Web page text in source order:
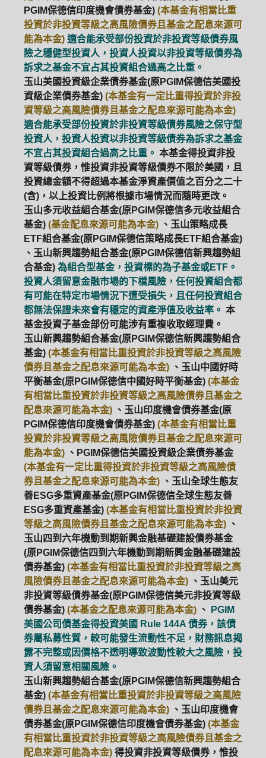
PGIM保德信印度機會債券基金) (本基金有相當比重
投資於非投資等級之高風險債券且基金之配息來源可
能為本金) 適合能承受部份投資於非投資等級債券風
險之穩健型投資人，投資人投資以非投資等級債券為
訴求之基金不宜占其投資組合過高之比重。
玉山美國投資級企業債券基金(原PGIM保德信美國投
資級企業債券基金) (本基金有一定比重得投資於非投
資等級之高風險債券且基金之配息來源可能為本金)
適合能承受部份投資於非投資等級債券風險之保守型
投資人，投資人投資以非投資等級債券為訴求之基金
不宜占其投資組合過高之比重。 本基金得投資非投
資等級債券，惟投資非投資等級債券不限於美國，且
投資總金額不得超過本基金淨資產價值之百分之二十
(含)，以上投資比例將根據市場情況而隨時更改。
玉山多元收益組合基金(原PGIM保德信多元收益組合
基金) (基金配息來源可能為本金) 、玉山策略成長
ETF組合基金(原PGIM保德信策略成長ETF組合基金)
、玉山新興趨勢組合基金(原PGIM保德信新興趨勢組
合基金) 為組合型基金，投資標的為子基金或ETF。
投資人須留意金融市場的下檔風險，任何投資組合都
有可能在特定市場情況下遭受損失，且任何投資組合
都無法保證未來會有穩定的資產淨值及收益率。 本
基金投資子基金部份可能涉有重複收取經理費。
玉山新興趨勢組合基金(原PGIM保德信新興趨勢組合
基金) (本基金有相當比重投資於非投資等級之高風險
債券且基金之配息來源可能為本金) 、玉山中國好時
平衡基金(原PGIM保德信中國好時平衡基金) (本基金
有相當比重投資於非投資等級之高風險債券且基金之
配息來源可能為本金) 、玉山印度機會債券基金(原
PGIM保德信印度機會債券基金) (本基金有相當比重
投資於非投資等級之高風險債券且基金之配息來源可
能為本金) 、PGIM保德信美國投資級企業債券基金
(本基金有一定比重得投資於非投資等級之高風險債
券且基金之配息來源可能為本金) 、玉山全球生態友
善ESG多重資產基金(原PGIM保德信全球生態友善
ESG多重資產基金) (本基金有相當比重投資於非投資
等級之高風險債券且基金之配息來源可能為本金) 、
玉山四到六年機動到期新興金融基礎建設債券基金
(原PGIM保德信四到六年機動到期新興金融基礎建設
債券基金) (本基金有相當比重投資於非投資等級之高
風險債券且基金之配息來源可能為本金) 、玉山美元
非投資等級債券基金(原PGIM保德信美元非投資等級
債券基金) (本基金之配息來源可能為本金) 、
PGIM
美國公司債基金得投資美國 Rule 144A 債券，該債
券屬私募性質，較可能發生流動性不足，財務訊息揭
露不完整或因價格不透明導致波動性較大之風險，投
資人須留意相關風險。
玉山新興趨勢組合基金(原PGIM保德信新興趨勢組合
基金) (本基金有相當比重投資於非投資等級之高風險
債券且基金之配息來源可能為本金) 、玉山印度機會
債券基金(原PGIM保德信印度機會債券基金) (本基金
有相當比重投資於非投資等級之高風險債券且基金之
配息來源可能為本金) 得投資非投資等級債券，惟投